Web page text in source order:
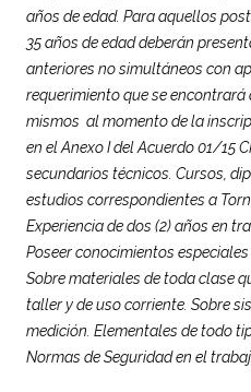
años de edad. Para aquellos
35 años de edad deberán
anteriores no simultáneos con
requerimiento que se encontrará
mismos al momento de la
en el Anexo I del Acuerdo 01/15
secundarios técnicos. Cursos,
estudios correspondientes a
Experiencia de dos (2) años en
Poseer conocimientos
Sobre materiales de toda clase
taller y de uso corriente. Sobre
medición. Elementales de todo
Normas de Seguridad en el